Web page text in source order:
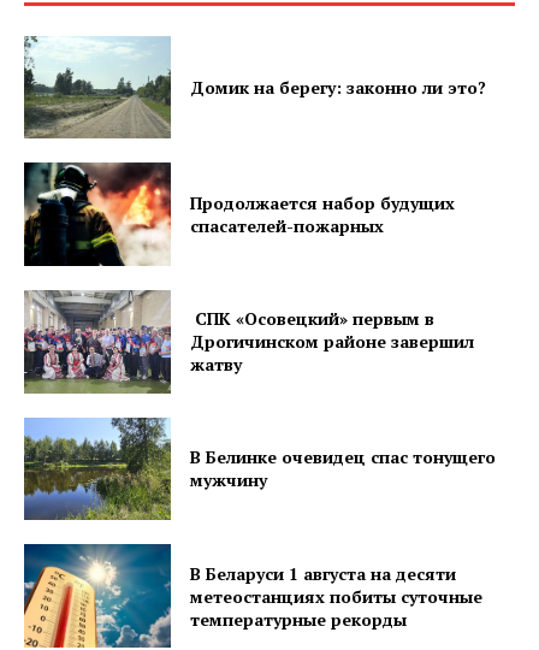
Редакция "ДВ"
Наша гісторыя
Правила использования материалов
Электронные обращения
Домик на берегу: законно ли это?
Продолжается набор будущих
спасателей-пожарных
СПК «Осовецкий» первым в
Дрогичинском районе завершил
жатву
В Белинке очевидец спас тонущего
мужчину
В Беларуси 1 августа на десяти
метеостанциях побиты суточные
температурные рекорды